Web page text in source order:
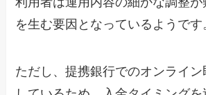
を生む要因となっているようです
ただし、提携銀行でのオンライ